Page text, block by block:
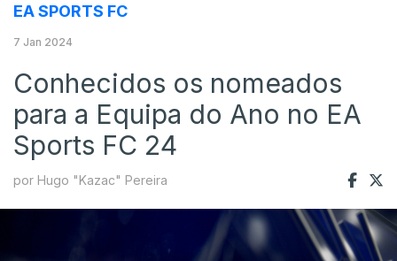
EA SPORTS FC
7 Jan 2024
Conhecidos os nomeados
para a Equipa do Ano no EA
Sports FC 24
por Hugo "Kazac" Pereira